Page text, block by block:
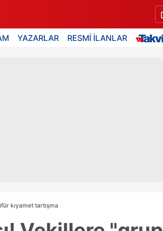
YAZARLAR RESMİ İLANLAR
kıyamet tartışma